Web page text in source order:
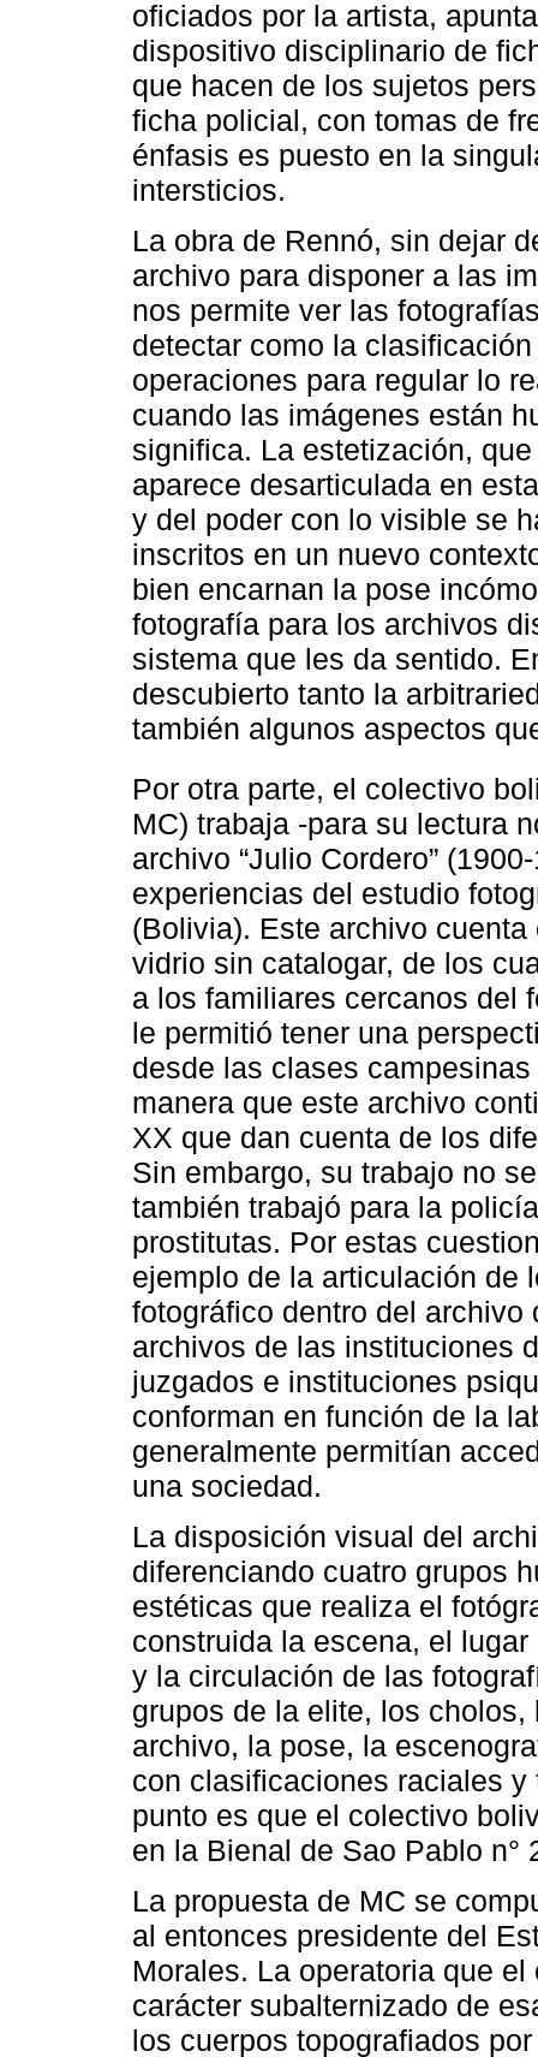
oficiados por la artista,
dispositivo disciplinario de
que hacen de los sujetos
ficha policial, con tomas de
énfasis es puesto en la
intersticios.
La obra de Rennó, sin dejar
archivo para disponer a las
nos permite ver las
detectar como la
operaciones para regular lo
cuando las imágenes están
significa. La estetización,
aparece desarticulada en
y del poder con lo visible se
inscritos en un nuevo
bien encarnan la pose
fotografía para los archivos
sistema que les da sentido.
descubierto tanto la
también algunos aspectos
Por otra parte, el colectivo
MC) trabaja -para su lectura
archivo “Julio Cordero”
experiencias del estudio
(Bolivia). Este archivo
vidrio sin catalogar, de los
a los familiares cercanos del
le permitió tener una
desde las clases
manera que este archivo
XX que dan cuenta de los
Sin embargo, su trabajo no
también trabajó para la
prostitutas. Por estas
ejemplo de la articulación de
fotográfico dentro del
archivos de las instituciones
juzgados e instituciones
conforman en función de la
generalmente permitían
una sociedad.
La disposición visual del
diferenciando cuatro grupos
estéticas que realiza el
construida la escena, el
y la circulación de las
grupos de la elite, los
archivo, la pose, la
con clasificaciones raciales
punto es que el colectivo
en la Bienal de Sao Pablo n°
La propuesta de MC se
al entonces presidente del
Morales. La operatoria que
carácter subalternizado de
los cuerpos topografiados